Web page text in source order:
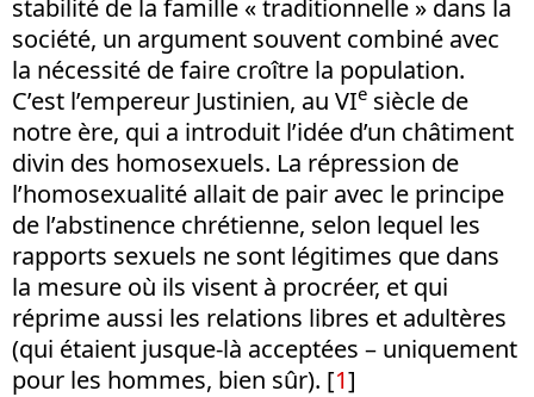
stabilité de la famille « traditionnelle » dans la
société, un argument souvent combiné avec
la nécessité de faire croître la population.
C’est l’empereur Justinien, au VIe siècle de
notre ère, qui a introduit l’idée d’un châtiment
divin des homosexuels. La répression de
l’homosexualité allait de pair avec le principe
de l’abstinence chrétienne, selon lequel les
rapports sexuels ne sont légitimes que dans
la mesure où ils visent à procréer, et qui
réprime aussi les relations libres et adultères
(qui étaient jusque-là acceptées – uniquement
pour les hommes, bien sûr). [1]